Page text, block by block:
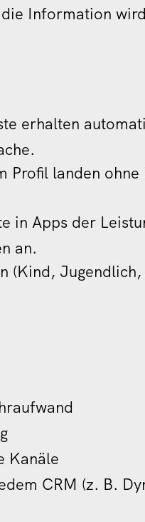
Information
erhalten
Profil landen ohne
in Apps der
an.
(Kind,
Kanäle
CRM (z. B.